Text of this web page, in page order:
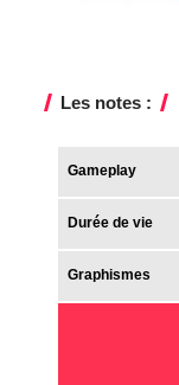
Les notes :
Gameplay
Durée de vie
Graphismes